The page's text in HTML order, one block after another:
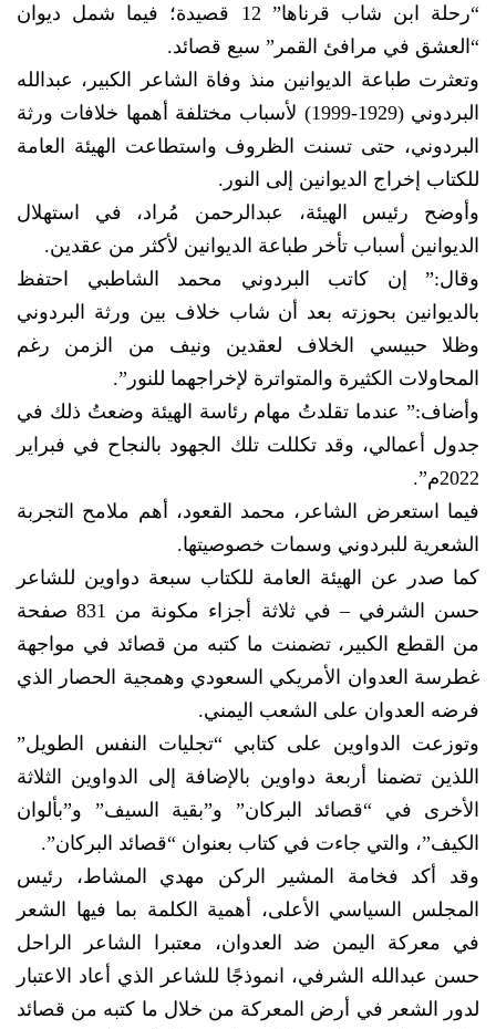
“رحلة ابن شاب قرناها” 12 قصيدة؛ فيما شمل ديوان
“العشق في مرافئ القمر” سبع قصائد.
وتعثرت طباعة الديوانين منذ وفاة الشاعر الكبير، عبدالله
البردوني (1929-1999) لأسباب مختلفة أهمها خلافات ورثة
البردوني، حتى تسنت الظروف واستطاعت الهيئة العامة
للكتاب إخراج الديوانين إلى النور.
وأوضح رئيس الهيئة، عبدالرحمن مُراد، في استهلال
الديوانين أسباب تأخر طباعة الديوانين لأكثر من عقدين.
وقال:” إن كاتب البردوني محمد الشاطبي احتفظ
بالديوانين بحوزته بعد أن شاب خلاف بين ورثة البردوني
وظلا حبيسي الخلاف لعقدين ونيف من الزمن رغم
المحاولات الكثيرة والمتواترة لإخراجهما للنور”.
وأضاف:” عندما تقلدتُ مهام رئاسة الهيئة وضعتُ ذلك في
جدول أعمالي، وقد تكللت تلك الجهود بالنجاح في فبراير
2022م”.
فيما استعرض الشاعر، محمد القعود، أهم ملامح التجربة
الشعرية للبردوني وسمات خصوصيتها.
كما صدر عن الهيئة العامة للكتاب سبعة دواوين للشاعر
حسن الشرفي – في ثلاثة أجزاء مكونة من 831 صفحة
من القطع الكبير، تضمنت ما كتبه من قصائد في مواجهة
غطرسة العدوان الأمريكي السعودي وهمجية الحصار الذي
فرضه العدوان على الشعب اليمني.
وتوزعت الدواوين على كتابي “تجليات النفس الطويل”
اللذين تضمنا أربعة دواوين بالإضافة إلى الدواوين الثلاثة
الأخرى في “قصائد البركان” و”بقية السيف” و”بألوان
الكيف”، والتي جاءت في كتاب بعنوان “قصائد البركان”.
وقد أكد فخامة المشير الركن مهدي المشاط، رئيس
المجلس السياسي الأعلى، أهمية الكلمة بما فيها الشعر
في معركة اليمن ضد العدوان، معتبرا الشاعر الراحل
حسن عبدالله الشرفي، انموذجًا للشاعر الذي أعاد الاعتبار
لدور الشعر في أرض المعركة من خلال ما كتبه من قصائد